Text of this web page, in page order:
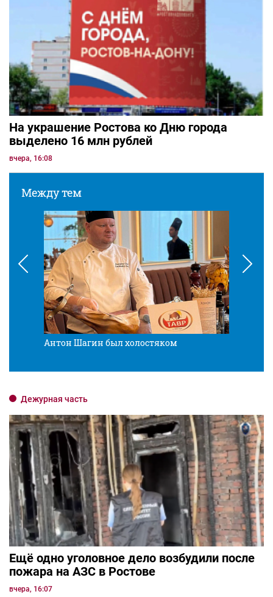
На украшение Ростова ко Дню города
выделено 16 млн рублей
вчера, 16:08
Между тем
Антон Шагин был холостяком
Дежурная часть
Ещё одно уголовное дело возбудили после
пожара на АЗС в Ростове
вчера, 16:07